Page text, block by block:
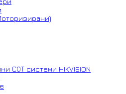
СОТ системи HIKVISION